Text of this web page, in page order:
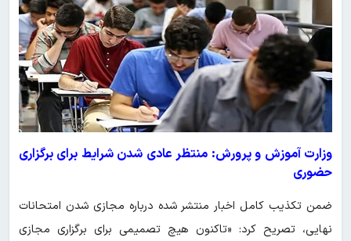
وزارت آموزش و پرورش: منتظر عادی شدن شرایط برای برگزاری
حضوری
ضمن تکذیب کامل اخبار منتشر شده درباره مجازی شدن امتحانات
نهایی، تصریح کرد: «تاکنون هیچ تصمیمی برای برگزاری مجازی